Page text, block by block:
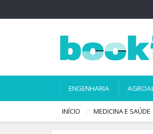
ENGENHARIA
INÍCIO MEDICINA E SAÚDE